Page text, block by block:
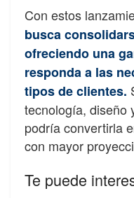
Con estos
busca
ofreciendo una
responda a las
tipos de clientes.
tecnología, diseño
podría convertirla
con mayor
Te puede